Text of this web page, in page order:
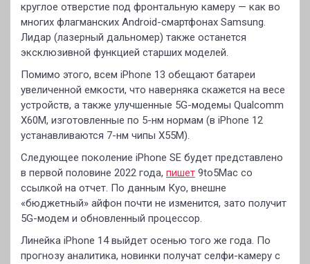
круглое отверстие под фронтальную камеру — как во
многих флагманских Android-смартфонах Samsung.
Лидар (лазерный дальномер) также останется
эксклюзивной функцией старших моделей.
Помимо этого, всем iPhone 13 обещают батареи
увеличенной емкости, что наверняка скажется на весе
устройств, а также улучшенные 5G-модемы Qualcomm
X60M, изготовленные по 5-нм нормам (в iPhone 12
устанавливаются 7-нм чипы X55M).
Следующее поколение iPhone SE будет представлено
в первой половине 2022 года, пишет 9to5Mac со
ссылкой на отчет. По данным Куо, внешне
«бюджетный» айфон почти не изменится, зато получит
5G-модем и обновленный процессор.
Линейка iPhone 14 выйдет осенью того же года. По
прогнозу аналитика, новинки получат селфи-камеру с